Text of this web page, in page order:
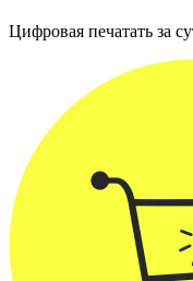
Цифровая печатать за